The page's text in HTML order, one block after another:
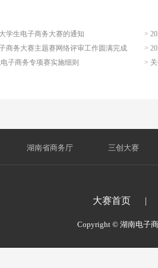
学生电子商务大赛的通知
>
商务大赛主题赛网络评审工作圆满完成
>
子商务专项赛实施细则
湖南省商务厅 三创大赛
大赛首页 |
Copyright © 湖南电子